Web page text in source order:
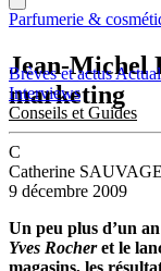
Brèves et actus
Interviews
Conseils et Guides
Parfumerie &
Jean-Michel
marketing
C
Catherine SAUVAGE
9 décembre 2009
Un peu plus d’un
Yves Rocheret le
magasins, les